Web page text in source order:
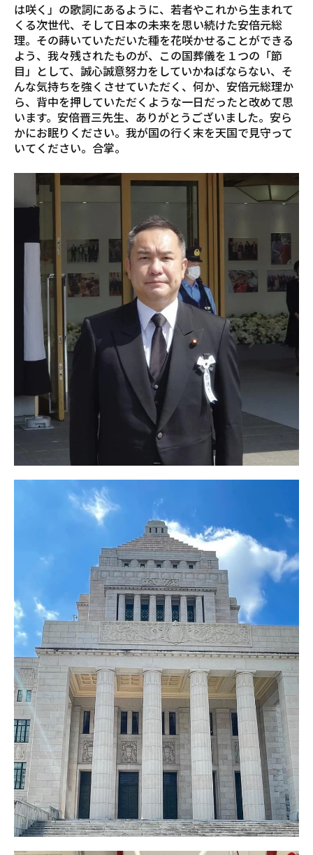
は咲く」の歌詞にあるように、若者やこれから生まれて
くる次世代、そして日本の未来を思い続けた安倍元総
理。その蒔いていただいた種を花咲かせることができる
よう、我々残されたものが、この国葬儀を１つの「節
目」として、誠心誠意努力をしていかねばならない、そ
んな気持ちを強くさせていただく、何か、安倍元総理か
ら、背中を押していただくような一日だったと改めて思
います。安倍晋三先生、ありがとうございました。安ら
かにお眠りください。我が国の行く末を天国で見守って
いてください。合掌。